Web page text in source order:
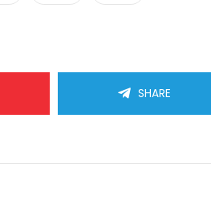
SHARE